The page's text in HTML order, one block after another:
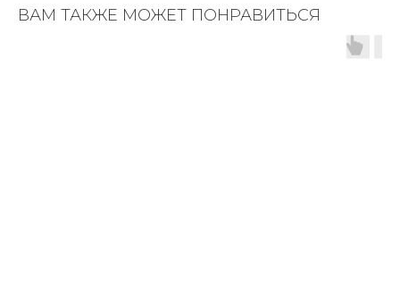
ВАМ ТАКЖЕ МОЖЕТ ПОНРАВИТЬСЯ